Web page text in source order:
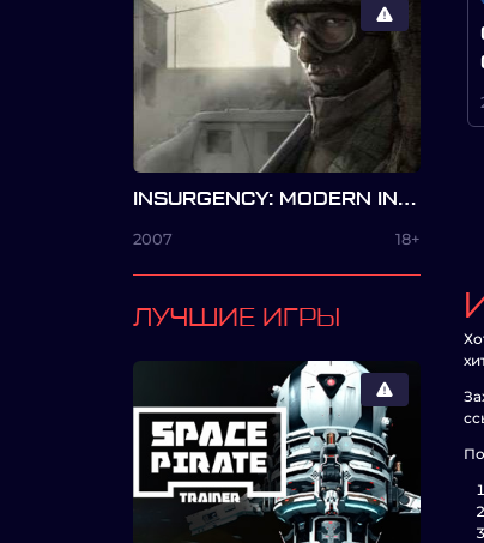
INSURGENCY: MODERN INFANTRY COMBAT
2007 18+
ЛУЧШИЕ ИГРЫ